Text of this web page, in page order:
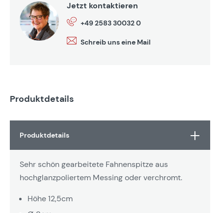
Jetzt kontaktieren
+49 2583 30032 0
Schreib uns eine Mail
Produktdetails
Produktdetails
Sehr schön gearbeitete Fahnenspitze aus
hochglanzpoliertem Messing oder verchromt.
Höhe 12,5cm